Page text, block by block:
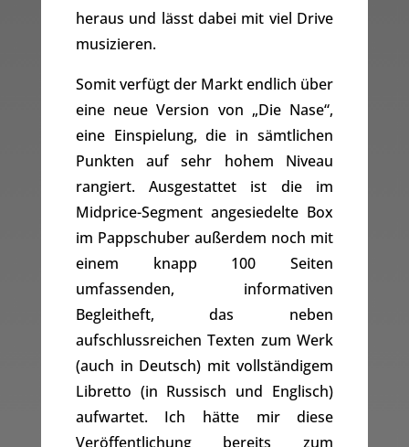
heraus und lässt dabei mit viel Drive
musizieren.
Somit verfügt der Markt endlich über
eine neue Version von „Die Nase“,
eine Einspielung, die in sämtlichen
Punkten auf sehr hohem Niveau
rangiert. Ausgestattet ist die im
Midprice-Segment angesiedelte Box
im Pappschuber außerdem noch mit
einem knapp 100 Seiten
umfassenden, informativen
Begleitheft, das neben
aufschlussreichen Texten zum Werk
(auch in Deutsch) mit vollständigem
Libretto (in Russisch und Englisch)
aufwartet. Ich hätte mir diese
Veröffentlichung bereits zum